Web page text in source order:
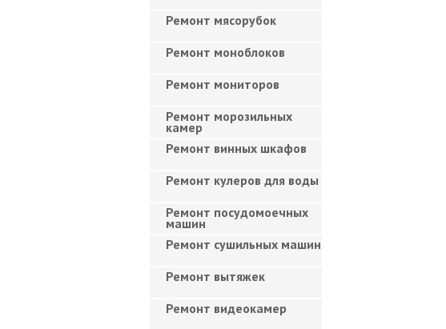
Ремонт мясорубок
Ремонт моноблоков
Ремонт мониторов
Ремонт морозильных
камер
Ремонт винных шкафов
Ремонт кулеров для воды
Ремонт посудомоечных
машин
Ремонт сушильных машин
Ремонт вытяжек
Ремонт видеокамер